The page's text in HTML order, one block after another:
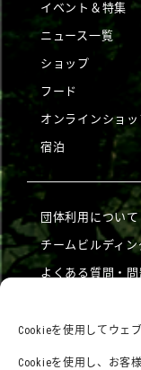
Cookieを使用してウェ
Cookieを使用し、お客
イベント＆特集
ニュース一覧
ショップ
フード
オンラインショッ
宿泊
団体利用について
チームビルディ
よくある質問・
利用規約